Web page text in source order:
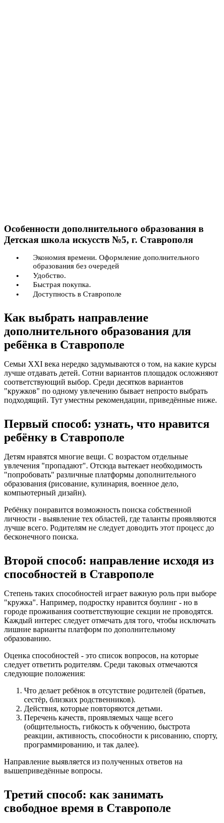
Особенности дополнительного образования в
Детская школа искусств №5, г. Ставрополя
Экономия времени. Оформление дополнительного
образования без очередей
Удобство.
Быстрая покупка.
Доступность в Ставрополе
Как выбрать направление
дополнительного образования для
ребёнка в Ставрополе
Семьи XXI века нередко задумываются о том, на какие курсы
лучше отдавать детей. Сотни вариантов площадок осложняют
соответствующий выбор. Среди десятков вариантов
"кружков" по одному увлечению бывает непросто выбрать
подходящий. Тут уместны рекомендации, приведённые ниже.
Первый способ: узнать, что нравится
ребёнку в Ставрополе
Детям нравятся многие вещи. С возрастом отдельные
увлечения "пропадают". Отсюда вытекает необходимость
"попробовать" различные платформы дополнительного
образования (рисование, кулинария, военное дело,
компьютерный дизайн).
Ребёнку понравится возможность поиска собственной
личности - выявление тех областей, где таланты проявляются
лучше всего. Родителям не следует доводить этот процесс до
бесконечного поиска.
Второй способ: направление исходя из
способностей в Ставрополе
Степень таких способностей играет важную роль при выборе
"кружка". Например, подростку нравится боулинг - но в
городе проживания соответствующие секции не проводятся.
Каждый интерес следует отмечать для того, чтобы исключать
лишние варианты платформ по дополнительному
образованию.
Оценка способностей - это список вопросов, на которые
следует ответить родителям. Среди таковых отмечаются
следующие положения:
Что делает ребёнок в отсутствие родителей (братьев,
сестёр, близких родственников).
Действия, которые повторяются детьми.
Перечень качеств, проявляемых чаще всего
(общительность, гибкость к обучению, быстрота
реакции, активность, способности к рисованию, спорту,
программированию, и так далее).
Направление выявляется из полученных ответов на
вышеприведённые вопросы.
Третий способ: как занимать
свободное время в Ставрополе